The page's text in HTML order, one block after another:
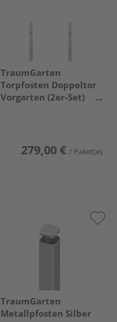
TraumGarten
Torpfosten Doppeltor
Vorgarten (2er-Set)
279,00 € / Paket(e)
TraumGarten
Metallpfosten Silber